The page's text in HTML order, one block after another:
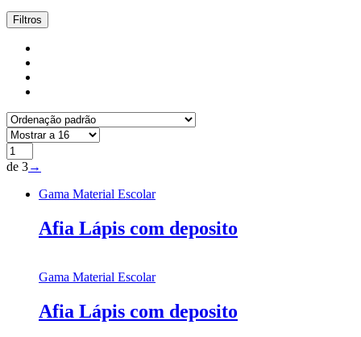
Filtros
de 3→
Gama Material Escolar
Afia Lápis com deposito
Gama Material Escolar
Afia Lápis com deposito